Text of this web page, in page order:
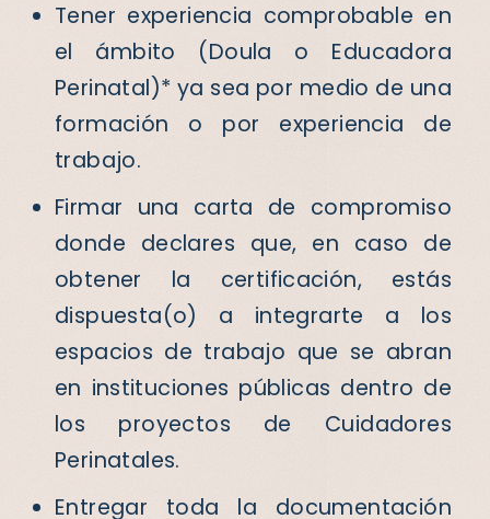
Tener experiencia comprobable en
el ámbito (Doula o Educadora
Perinatal)* ya sea por medio de una
formación o por experiencia de
trabajo.
Firmar una carta de compromiso
donde declares que, en caso de
obtener la certificación, estás
dispuesta(o) a integrarte a los
espacios de trabajo que se abran
en instituciones públicas dentro de
los proyectos de Cuidadores
Perinatales.
Entregar toda la documentación